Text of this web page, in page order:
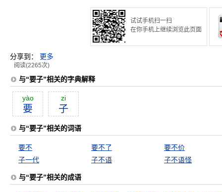
试试手机扫一扫
在你手机上继续浏览此页面
分享到： 更多
阅读(2265次)
与“要子”相关的字典解释
yào
要
zi
子
与“要子”相关的词语
要不 要不了
要不价
子一代
子不语 子不语怪
与“要子”相关的成语